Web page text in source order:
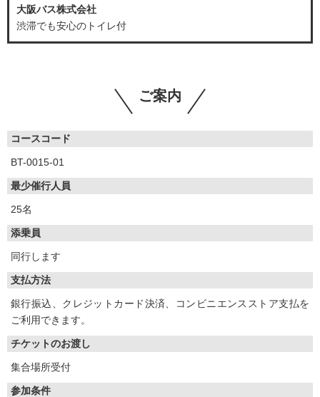
大阪バス株式会社
渋滞でも安心のトイレ付
ご案内
コースコード
BT-0015-01
最少催行人員
25名
添乗員
同行します
支払方法
銀行振込、クレジットカード決済、コンビニエンスストア支払を
ご利用できます。
チケットのお渡し
集合場所受付
参加条件